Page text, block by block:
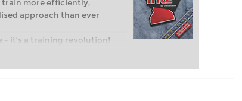
train more efficiently,
approach than ever
– it’s a training revolution!
the world of club chess,
more personalised